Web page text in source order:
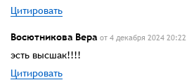
Цитировать
Восютникова Вера от 4 декабря 2024 20:22
эсть высшак!!!!
Цитировать